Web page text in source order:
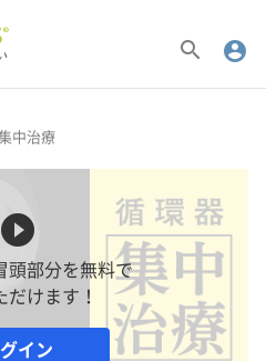
search account_circle
中治療
play_circle_filled
頭部分を無料で
だけます！
イン